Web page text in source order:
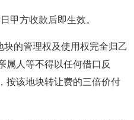
甲方收款后即生效。
块的管理权及使用权完全归乙
属人等不得以任何借口反
按该地块转让费的三倍价付